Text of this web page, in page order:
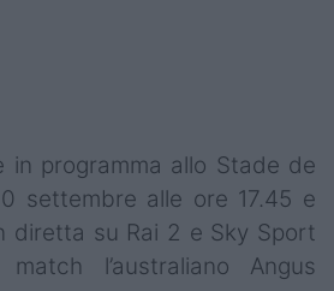
in programma allo Stade de
settembre alle ore 17.45 e
diretta su Rai 2 e Sky Sport
l’australiano Angus